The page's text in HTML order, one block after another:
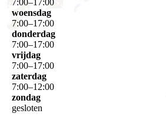
woensdag
7:00–17:00
donderdag
7:00–17:00
vrijdag
7:00–17:00
zaterdag
7:00–12:00
zondag
gesloten